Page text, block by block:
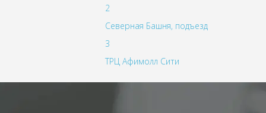
2
Северная Башня, подъезд
3
ТРЦ Афимолл Сити